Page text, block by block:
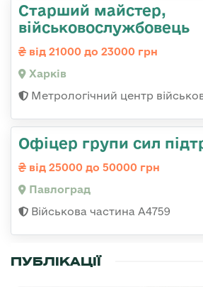
Старший майстер,
військовослужбовець
від 21000 до 23000 грн
Харків
Метрологічний центр
Офіцер групи сил
від 25000 до 50000 грн
Павлоград
Військова частина А4759
ПУБЛІКАЦІЇ